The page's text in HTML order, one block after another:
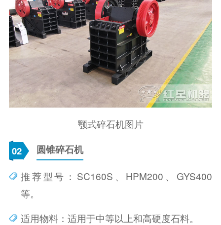
颚式碎石机图片
02 圆锥碎石机
推荐型号：SC160S、HPM200、GYS400
等。
适用物料：适用于中等以上和高硬度石料。